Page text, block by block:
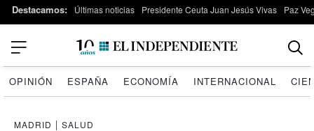
Destacamos: Últimas noticias Presidente Ceuta Juan Jesús Vivas Paz
OPINIÓN ESPAÑA ECONOMÍA INTERNACIONAL
MADRID | SALUD